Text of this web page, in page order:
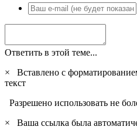
Ответить в этой теме...
×
Вставлено с
текст
Разрешено использовать не
×
Ваша ссылка была